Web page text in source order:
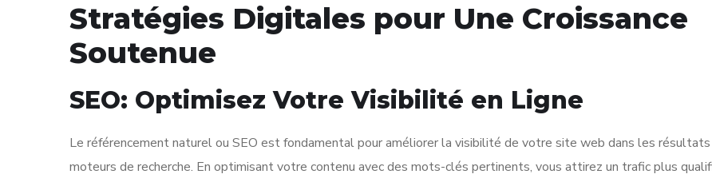
Stratégies Digitales pour Une Croissance
Soutenue
SEO: Optimisez Votre Visibilité en Ligne
Le référencement naturel ou SEO est fondamental pour améliorer la visibilité de votre site web dans les
moteurs de recherche. En optimisant votre contenu avec des mots-clés pertinents, vous attirez un trafic plus